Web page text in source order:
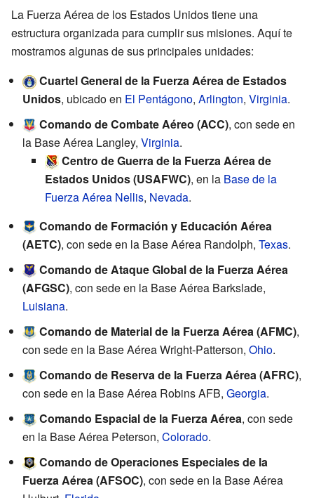
La Fuerza Aérea de los Estados Unidos tiene una
estructura organizada para cumplir sus misiones. Aquí te
mostramos algunas de sus principales unidades:
Cuartel General de la Fuerza Aérea de Estados
Unidos, ubicado en El Pentágono, Arlington, Virginia.
Comando de Combate Aéreo (ACC), con sede en
la Base Aérea Langley, Virginia.
Centro de Guerra de la Fuerza Aérea de
Estados Unidos(USAFWC), en la Base de la
Fuerza Aérea Nellis, Nevada.
Comando de Formación y Educación Aérea
(AETC), con sede en la Base Aérea Randolph, Texas.
Comando de Ataque Global de la Fuerza Aérea
(AFGSC), con sede en la Base Aérea Barkslade,
Luisiana.
Comando de Material de la Fuerza Aérea (AFMC),
con sede en la Base Aérea Wright-Patterson, Ohio.
Comando de Reserva de la Fuerza Aérea (AFRC),
con sede en la Base Aérea Robins AFB, Georgia.
Comando Espacial de la Fuerza Aérea, con sede
en la Base Aérea Peterson, Colorado.
Comando de Operaciones Especiales de la
Fuerza Aérea (AFSOC), con sede en la Base Aérea